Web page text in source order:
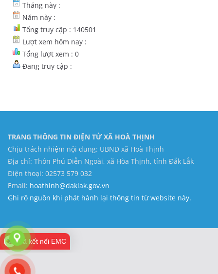
Tháng này :
Năm này :
Tổng truy cập : 140501
Lượt xem hôm nay :
Tổng lượt xem : 0
Đang truy cập :
TRANG THÔNG TIN ĐIỆN TỬ XÃ HOÀ THỊNH
Chịu trách nhiệm nội dung: UBND xã Hoà Thịnh
Địa chỉ: Thôn Phú Diễn Ngoài, xã Hòa Thịnh, tỉnh Đắk Lắk
Điện thoại: 02573 579 032
Email: hoathinh@daklak.gov.vn
Ghi rõ nguồn khi phát hành lại thông tin từ website này.
Đã kết nối EMC